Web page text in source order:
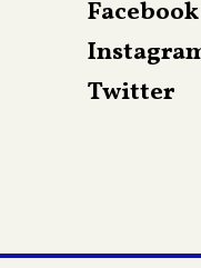
Facebook
Twitter